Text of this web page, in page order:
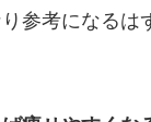
参考になるは